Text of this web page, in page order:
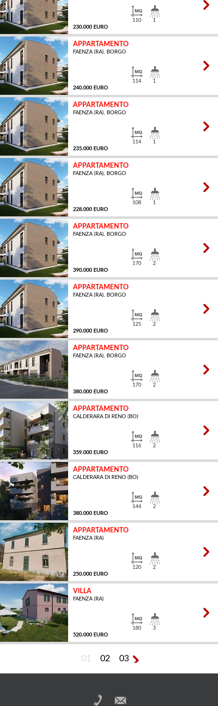
230.000 EURO
110 1
APPARTAMENTO
FAENZA (RA), BORGO
240.000 EURO
114 1
APPARTAMENTO
FAENZA (RA), BORGO
235.000 EURO
114 1
APPARTAMENTO
FAENZA (RA), BORGO
228.000 EURO
108 1
APPARTAMENTO
FAENZA (RA), BORGO
390.000 EURO
170 2
APPARTAMENTO
FAENZA (RA), BORGO
290.000 EURO
125 2
APPARTAMENTO
FAENZA (RA), BORGO
380.000 EURO
170
MQ
2
APPARTAMENTO
CALDERARA DI RENO (BO)
359.000 EURO
116
MQ
2
APPARTAMENTO
CALDERARA DI RENO (BO)
380.000 EURO
144 2
APPARTAMENTO
FAENZA (RA)
250.000 EURO
120 2
VILLA
FAENZA (RA)
520.000 EURO
180
MQ
3
01 02 03